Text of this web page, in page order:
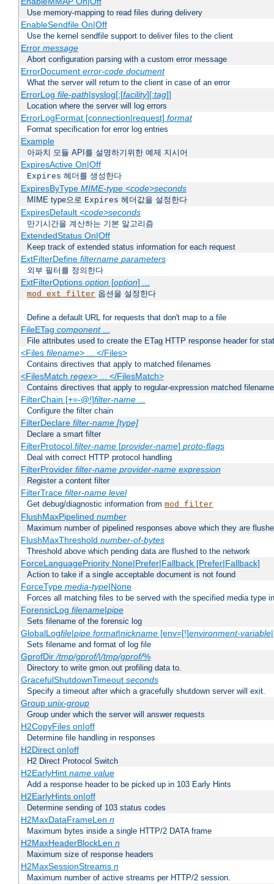
Use memory-mapping to read files during delivery
EnableSendfile On|Off
Use the kernel sendfile support to deliver files to the client
Error message
Abort configuration parsing with a custom error message
ErrorDocument error-code document
What the server will return to the client in case of an error
ErrorLog file-path|syslog[:[facility][:tag]]
Location where the server will log errors
ErrorLogFormat [connection|request] format
Format specification for error log entries
Example
아파치 모듈 API를 설명하기위한 예제 지시어
ExpiresActive On|Off
Expires 헤더를 생성한다
ExpiresByType MIME-type <code>seconds
MIME type으로 Expires 헤더값을 설정한다
ExpiresDefault <code>seconds
만기시간을 계산하는 기본 알고리즘
ExtendedStatus On|Off
Keep track of extended status information for each request
ExtFilterDefine filtername parameters
외부 필터를 정의한다
ExtFilterOptions option[option] ...
mod_ext_filter 옵션을 설정한다
Define a default URL for requests that don't map to a file
FileETag component...
File attributes used to create the ETag HTTP response header for
<Files filename> ... </Files>
Contains directives that apply to matched filenames
<FilesMatch regex> ... </FilesMatch>
Contains directives that apply to regular-expression matched
FilterChain [+=-@!]filter-name ...
Configure the filter chain
FilterDeclare filter-name [type]
Declare a smart filter
FilterProtocol filter-name[provider-name] proto-flags
Deal with correct HTTP protocol handling
FilterProvider filter-name provider-name expression
Register a content filter
FilterTrace filter-name level
Get debug/diagnostic information from mod_filter
FlushMaxPipelined number
Maximum number of pipelined responses above which they are
FlushMaxThreshold number-of-bytes
Threshold above which pending data are flushed to the network
ForceLanguagePriority None|Prefer|Fallback [Prefer|Fallback]
Action to take if a single acceptable document is not found
ForceType media-type|None
Forces all matching files to be served with the specified media type
ForensicLog filename|pipe
Sets filename of the forensic log
GlobalLogfile|pipe format|nickname[env=[!]environment-variable
Sets filename and format of log file
GprofDir/tmp/gprof/|/tmp/gprof/%
Directory to write gmon.out profiling data to.
GracefulShutdownTimeout seconds
Specify a timeout after which a gracefully shutdown server will exit.
Group unix-group
Group under which the server will answer requests
H2CopyFiles on|off
Determine file handling in responses
H2Direct on|off
H2 Direct Protocol Switch
H2EarlyHint name value
Add a response header to be picked up in 103 Early Hints
H2EarlyHints on|off
Determine sending of 103 status codes
H2MaxDataFrameLen n
Maximum bytes inside a single HTTP/2 DATA frame
H2MaxHeaderBlockLen n
Maximum size of response headers
H2MaxSessionStreams n
Maximum number of active streams per HTTP/2 session.